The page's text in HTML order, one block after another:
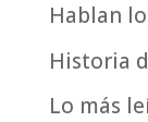
Hablan
Historia
Lo más